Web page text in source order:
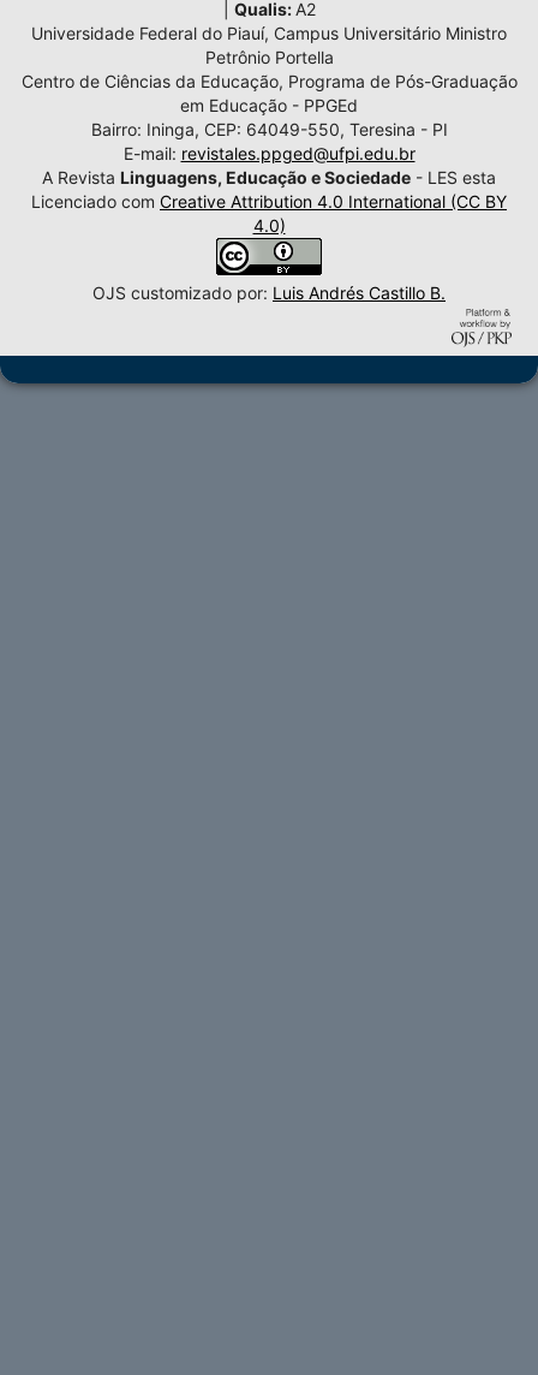
Qualis: A2
Universidade Federal do Piauí, Campus Universitário Ministro
Petrônio Portella
Centro de Ciências da Educação, Programa de Pós-Graduação
em Educação - PPGEd
Bairro: Ininga, CEP: 64049-550, Teresina - PI
E-mail: revistales.ppged@ufpi.edu.br
A Revista Linguagens, Educação e Sociedade - LES esta
Licenciado com Creative Attribution 4.0 International (CC BY
4.0)
OJS customizado por: Luis Andrés Castillo B.